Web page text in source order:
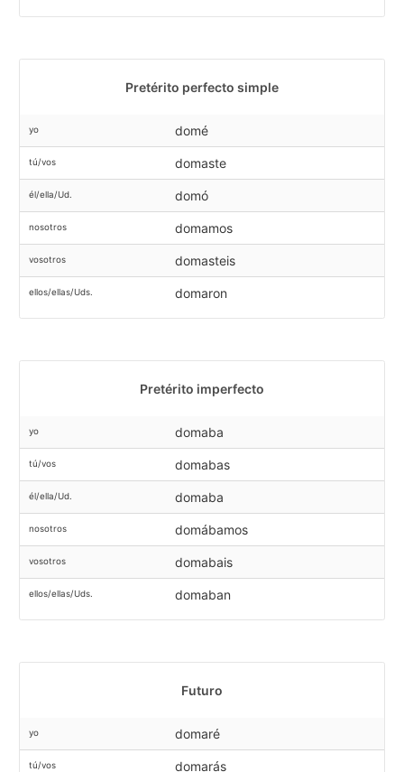
Pretérito perfecto simple
yo domé
tú/vos domaste
él/ella/Ud. domó
nosotros domamos
vosotros domasteis
ellos/ellas/Uds. domaron
Pretérito imperfecto
yo domaba
tú/vos domabas
él/ella/Ud. domaba
nosotros domábamos
vosotros domabais
ellos/ellas/Uds. domaban
Futuro
yo domaré
tú/vos domarás